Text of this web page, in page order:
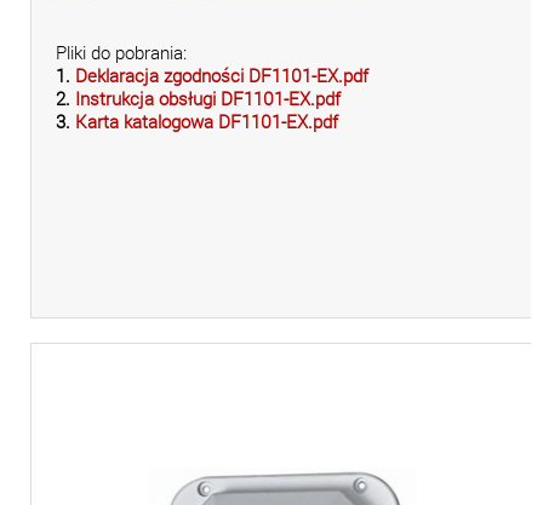
Pliki do pobrania:
1. Deklaracja zgodności DF1101-EX.pdf
2. Instrukcja obsługi DF1101-EX.pdf
3. Karta katalogowa DF1101-EX.pdf